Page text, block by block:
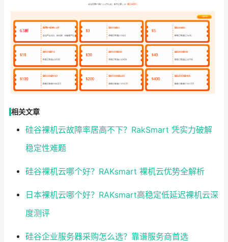
相关文章
硅谷裸机云故障率居高不下？RakSmart 凭实力破解
稳定性难题
硅谷裸机云哪个好？RAKsmart 裸机云优势全解析
日本裸机云哪个好？RAKsmart高稳定低延迟裸机云深
度测评
硅谷企业服务器采购怎么选？靠谱服务商首选